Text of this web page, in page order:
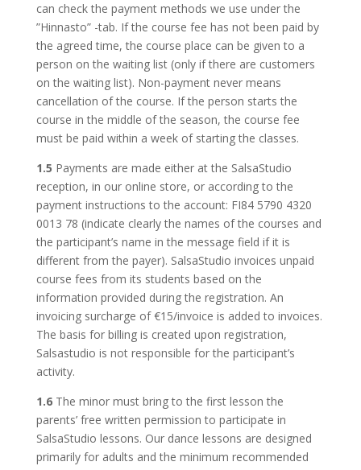
can check the payment methods we use under the
”Hinnasto” -tab. If the course fee has not been paid by
the agreed time, the course place can be given to a
person on the waiting list (only if there are customers
on the waiting list). Non-payment never means
cancellation of the course. If the person starts the
course in the middle of the season, the course fee
must be paid within a week of starting the classes.
1.5 Payments are made either at the SalsaStudio
reception, in our online store, or according to the
payment instructions to the account: FI84 5790 4320
0013 78 (indicate clearly the names of the courses and
the participant’s name in the message field if it is
different from the payer). SalsaStudio invoices unpaid
course fees from its students based on the
information provided during the registration. An
invoicing surcharge of €15/invoice is added to invoices.
The basis for billing is created upon registration,
Salsastudio is not responsible for the participant’s
activity.
1.6The minor must bring to the first lesson the
parents’ free written permission to participate in
SalsaStudio lessons. Our dance lessons are designed
primarily for adults and the minimum recommended